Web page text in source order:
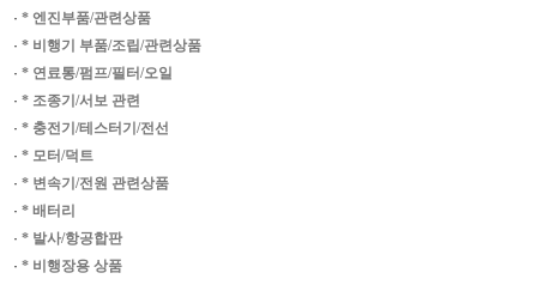
· * 엔진부품/관련상품
· * 비행기 부품/조립/관련상품
· * 연료통/펌프/필터/오일
· * 조종기/서보 관련
· * 충전기/테스터기/전선
· * 모터/덕트
· * 변속기/전원 관련상품
· * 배터리
· * 발사/항공합판
· * 비행장용 상품